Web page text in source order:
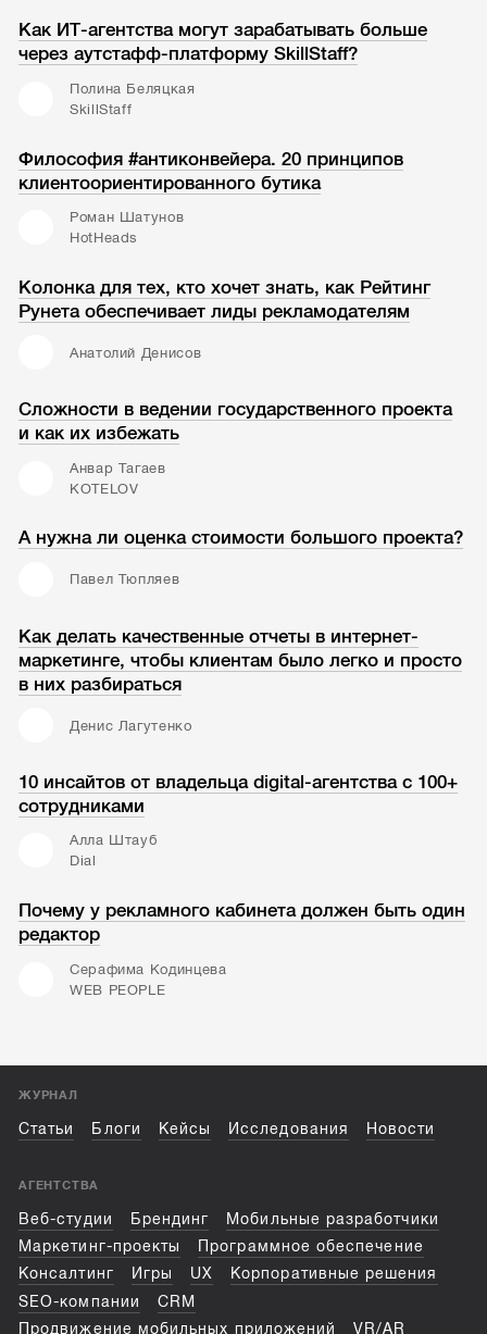
Как ИТ-агентства могут зарабатывать больше
через аутстафф-платформу SkillStaff?
Полина Беляцкая
SkillStaff
Философия #антиконвейера. 20 принципов
клиентоориентированного бутика
Роман Шатунов
HotHeads
Колонка для тех, кто хочет знать, как Рейтинг
Рунета обеспечивает лиды рекламодателям
Анатолий Денисов
Сложности в ведении государственного проекта
и как их избежать
Анвар Тагаев
KOTELOV
А нужна ли оценка стоимости большого проекта?
Павел Тюпляев
Как делать качественные отчеты в интернет-
маркетинге, чтобы клиентам было легко и просто
в них разбираться
Денис Лагутенко
10 инсайтов от владельца digital-агентства с 100+
сотрудниками
Алла Штауб
Dial
Почему у рекламного кабинета должен быть один
редактор
Серафима Кодинцева
WEB PEOPLE
ЖУРНАЛ
Статьи Блоги Кейсы Исследования Новости
АГЕНТСТВА
Веб-студии Брендинг
Мобильные разработчики
Маркетинг-проекты
Программное обеспечение
Консалтинг
Игры UX
Корпоративные решения
SEO-компании
CRM
Продвижение мобильных приложений
VR/AR